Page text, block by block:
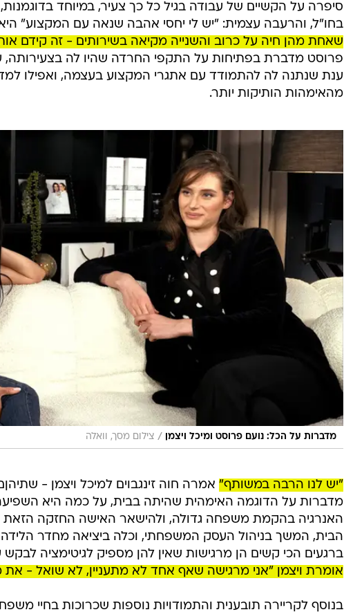
סיפרה על הקשיים של עבודה בגיל כל כך צעיר, במיוחד
בחו"ל, והרעבה עצמית: "יש לי יחסי אהבה שנאה עם המקצוע"
שאחת מהן חיה על כרוב והשנייה מקיאה בשירותים - זה קידם
פרוסט מדברת בפתיחות על התקפי החרדה שהיו לה
ענת שנתנה לה להתמודד עם אתגרי המקצוע בעצמה, ואפילו
מהאימהות הותיקות יותר.
מדברות על הכל: נועם פרוסט ומיכל ויצמן / צילום מסך, וואלה
"יש לנו הרבה במשותף" אמרה חוה זינגבוים למיכל ויצמן -
מדברות על הדוגמה האימהית שהיתה בבית, על כמה היא
האנרגיה בהקמת משפחה גדולה, ולהישאר האישה החזקה
הבית, המשך בניהול העסק המשפחתי, וכלה ביציאה מחדר הלידה
ברגעים הכי קשים הן מרגישות שאין להן מספיק לגיטימציה לבקש
אומרת ויצמן "אני מרגישה שאף אחד לא מתעניין, לא שואל -
בנוסף לקריירה תובענית והתמודויות נוספות שכרוכות בחיי